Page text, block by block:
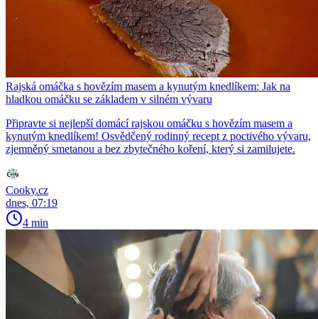
Rajská omáčka s hovězím masem a kynutým knedlíkem: Jak na
hladkou omáčku se základem v silném vývaru
Připravte si nejlepší domácí rajskou omáčku s hovězím masem a
kynutým knedlíkem! Osvědčený rodinný recept z poctivého vývaru,
zjemněný smetanou a bez zbytečného koření, který si zamilujete.
Cooky.cz
dnes, 07:19
4 min